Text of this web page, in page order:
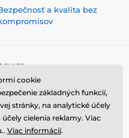
a kvalita bez
cookie
základných funkcií,
stránky, na analytické účely
cielenia reklamy. Viac
Viac informácií.